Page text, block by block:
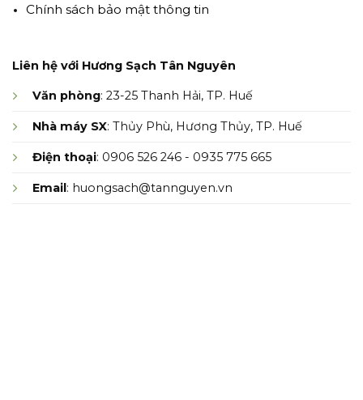
Chính sách bảo mật thông tin
Liên hệ với Hương Sạch Tân Nguyên
Văn phòng: 23-25 Thanh Hải, TP. Huế
Nhà máy SX: Thủy Phù, Hương Thủy, TP. Huế
Điện thoại: 0906 526 246 - 0935 775 665
Email : huongsach@tannguyen.vn